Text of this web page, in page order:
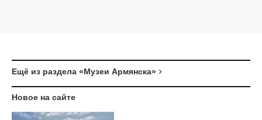
Ещё из раздела «Музеи Армянска»
Новое на сайте